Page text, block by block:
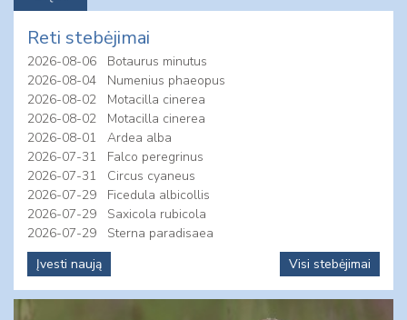
Reti stebėjimai
2026-08-06
Botaurus minutus
2026-08-04
Numenius phaeopus
2026-08-02
Motacilla cinerea
2026-08-02
Motacilla cinerea
2026-08-01
Ardea alba
2026-07-31
Falco peregrinus
2026-07-31
Circus cyaneus
2026-07-29
Ficedula albicollis
2026-07-29
Saxicola rubicola
2026-07-29
Sterna paradisaea
Įvesti naują
Visi stebėjimai